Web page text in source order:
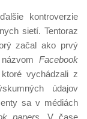
kontroverzie
sietí. Tentoraz
začal ako prvý
Facebook
vychádzali z
údajov
sa v médiách
papers . V čase